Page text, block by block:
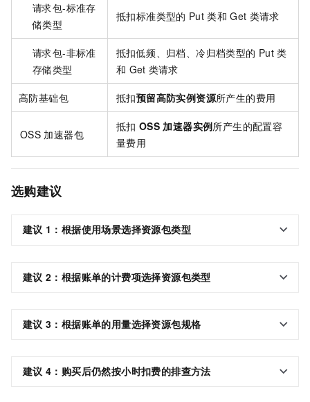
请求包-标准存
储类型
抵扣标准类型的 Put 类和 Get 类请求
请求包-非标准
存储类型
抵扣低频、归档、冷归档类型的 Put 类
和 Get 类请求
高防基础包 抵扣预留高防实例资源所产生的费用
OSS 加速器包
抵扣 OSS 加速器实例所产生的配置容
量费用
选购建议
建议 1：根据使用场景选择资源包类型
建议 2：根据账单的计费项选择资源包类型
建议 3：根据账单的用量选择资源包规格
建议 4：购买后仍然按小时扣费的排查方法